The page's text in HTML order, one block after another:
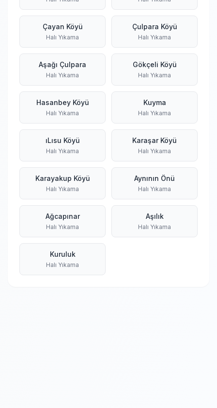
Çayan Köyü
Halı Yıkama
Çulpara Köyü
Halı Yıkama
Aşağı Çulpara
Halı Yıkama
Gökçeli Köyü
Halı Yıkama
Hasanbey Köyü
Halı Yıkama
Kuyma
Halı Yıkama
ıLısu Köyü
Halı Yıkama
Karaşar Köyü
Halı Yıkama
Karayakup Köyü
Halı Yıkama
Aynının Önü
Halı Yıkama
Ağcapınar
Halı Yıkama
Aşılık
Halı Yıkama
Kuruluk
Halı Yıkama